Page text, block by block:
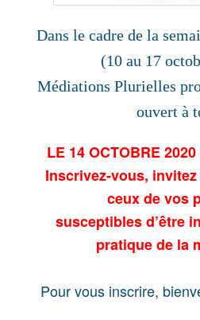
Dans le cadre de la
(10 au 17
Médiations Plurielles
ouvert à
LE 14 OCTOBRE
Inscrivez-vous,
ceux de vos
susceptibles d’être
pratique de la
Pour vous inscrire,